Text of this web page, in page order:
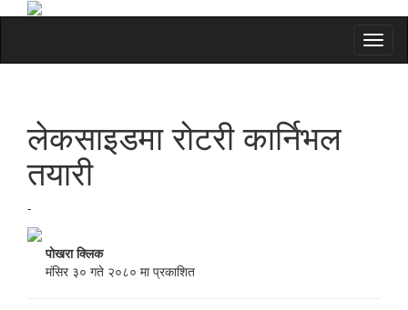
लेकसाइडमा रोटरी कार्निभल
तयारी
-
पोखरा क्लिक
मंसिर ३० गते २०८० मा प्रकाशित